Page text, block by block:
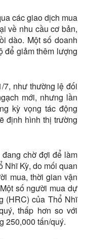
các giao dịch mua
về nhu cầu cơ bản,
dào. Một số doanh
để giảm thêm lượng
7, như thường lệ đối
mới, nhưng lần
kỳ vọng tác động
định hình thị trường
chờ đợi để làm
Nhĩ Kỳ, do mối quan
mua, thời gian vận
số người mua dự
(HRC) của Thổ Nhĩ
thấp hơn so với
250,000 tấn/quý.